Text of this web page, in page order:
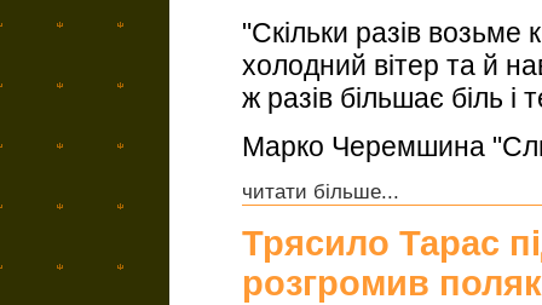
"Скільки разів возьме
холодний вітер та й
ж разів більшає біль і
Марко Черемшина
читати більше...
Трясило Тарас
розгромив